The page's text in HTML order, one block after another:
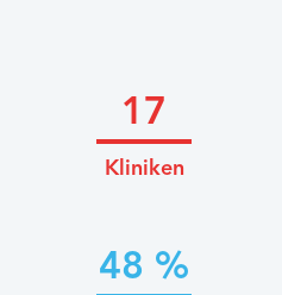
17
Kliniken
48 %